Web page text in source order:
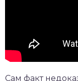
Сам факт